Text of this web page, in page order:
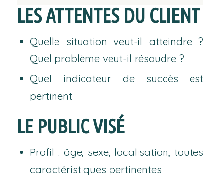
LES ATTENTES DU CLIENT
Quelle situation veut-il atteindre ?
Quel problème veut-il résoudre ?
Quel indicateur de succès est
pertinent
LE PUBLIC VISÉ
Profil : âge, sexe, localisation, toutes
caractéristiques pertinentes